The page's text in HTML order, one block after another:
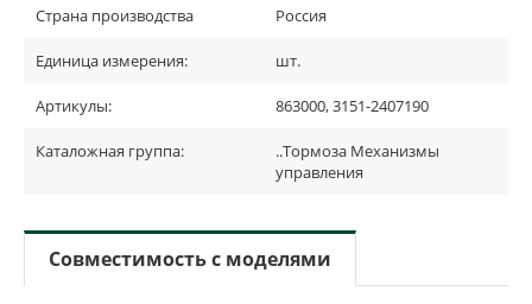
Страна производства Россия
Единица измерения: шт.
Артикулы: 863000, 3151-2407190
Каталожная группа:
..Тормоза Механизмы
управления
Совместимость с моделями